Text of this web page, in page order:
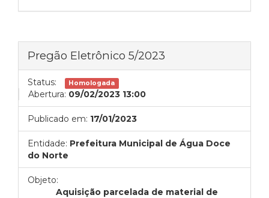
Pregão Eletrônico 5/2023
Status: Homologada
Abertura: 09/02/2023 13:00
Publicado em: 17/01/2023
Entidade: Prefeitura Municipal de Água Doce
do Norte
Objeto:
Aquisição parcelada de material de